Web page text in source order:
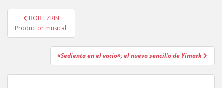
Navegación
de
entradas
BOB EZRIN
Productor musical.
«Sedienta en el vacio», el nuevo sencillo de Yimark